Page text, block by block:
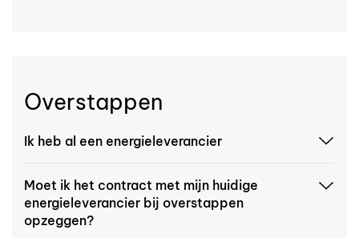
Overstappen
Ik heb al een energieleverancier
Moet ik het contract met mijn huidige
energieleverancier bij overstappen
opzeggen?